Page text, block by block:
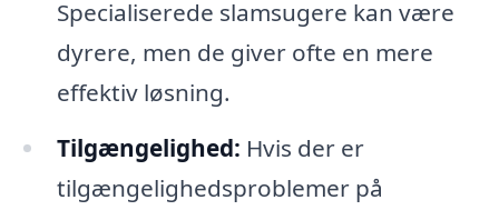
Specialiserede slamsugere kan være
dyrere, men de giver ofte en mere
effektiv løsning.
Tilgængelighed: Hvis der er
tilgængelighedsproblemer på